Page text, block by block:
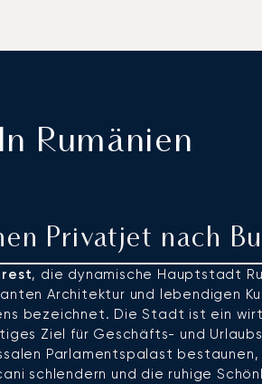
Rumänien
Privatjet nach
, die dynamische Hauptstadt
Architektur und lebendigen
bezeichnet. Die Stadt ist ein
Ziel für Geschäfts- und
Parlamentspalast
schlendern und die ruhige